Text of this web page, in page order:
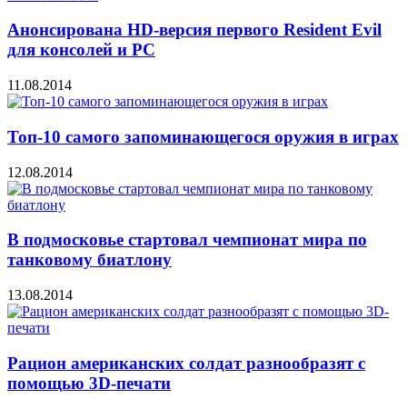
Анонсирована HD-версия первого Resident Evil
для консолей и PC
11.08.2014
Топ-10 самого запоминающегося оружия в играх
12.08.2014
В подмосковье стартовал чемпионат мира по
танковому биатлону
13.08.2014
Рацион американских солдат разнообразят с
помощью 3D-печати